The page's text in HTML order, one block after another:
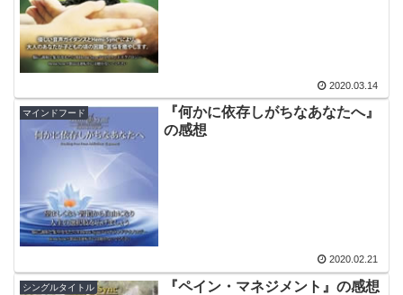
2020.03.14
マインドフード
『何かに依存しがちなあなたへ』
の感想
2020.02.21
シングルタイトル
『ペイン・マネジメント』の感想